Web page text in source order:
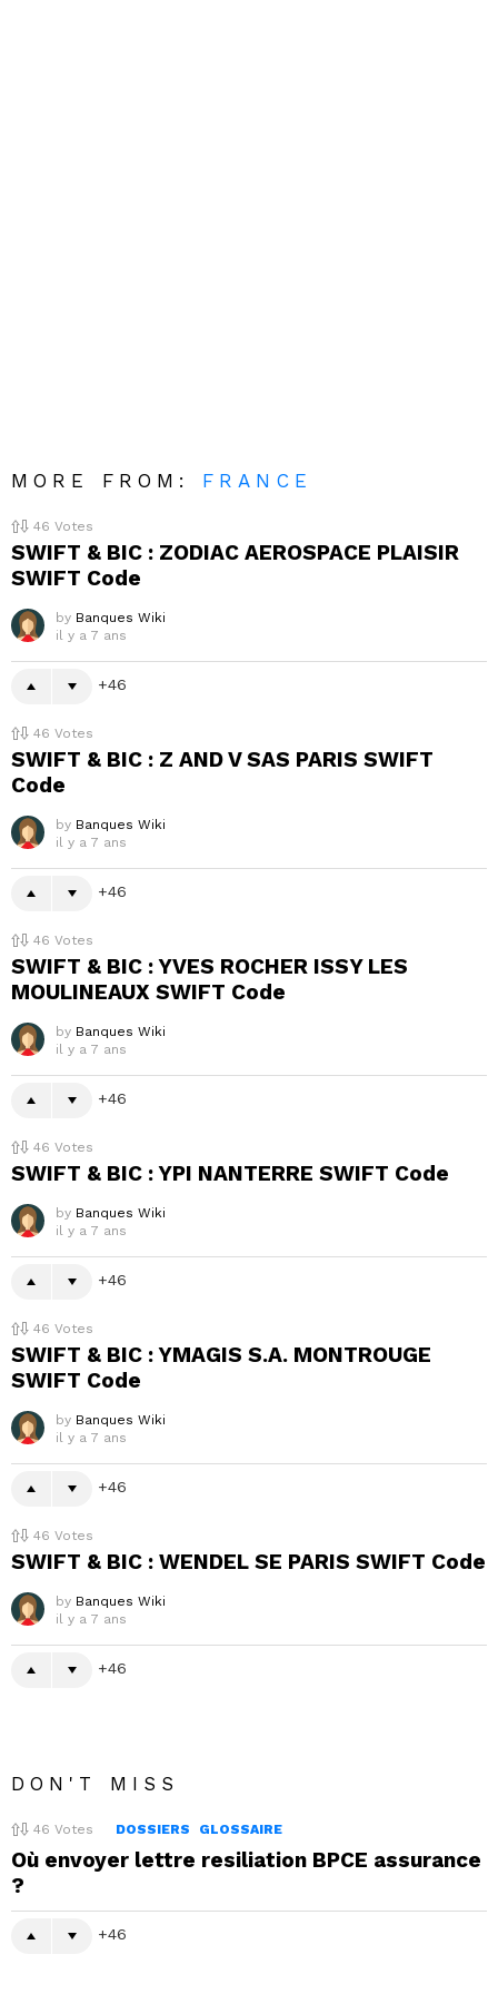
MORE FROM: FRANCE
46 Votes
SWIFT & BIC : ZODIAC AEROSPACE PLAISIR
SWIFT Code
by Banques Wiki
il y a 7 ans
46
46 Votes
SWIFT & BIC : Z AND V SAS PARIS SWIFT
Code
by Banques Wiki
il y a 7 ans
46
46 Votes
SWIFT & BIC : YVES ROCHER ISSY LES
MOULINEAUX SWIFT Code
by Banques Wiki
il y a 7 ans
46
46 Votes
SWIFT & BIC : YPI NANTERRE SWIFT Code
by Banques Wiki
il y a 7 ans
46
46 Votes
SWIFT & BIC : YMAGIS S.A. MONTROUGE
SWIFT Code
by Banques Wiki
il y a 7 ans
46
46 Votes
SWIFT & BIC : WENDEL SE PARIS SWIFT Code
by Banques Wiki
il y a 7 ans
46
DON'T MISS
46 Votes DOSSIERS GLOSSAIRE
Où envoyer lettre resiliation BPCE assurance
?
46